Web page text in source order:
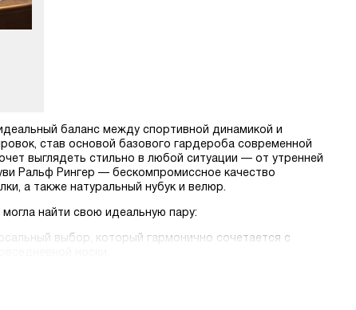
баланс между спортивной динамикой и
став основой базового гардероба современной
выглядеть стильно в любой ситуации — от утренней
Ральф Рингер — бескомпромиссное качество
а также натуральный нубук и велюр.
найти свою идеальную пару:
выбор, который гармонично сочетается с
фиксацию сустава и защиту от ветра. Высокие